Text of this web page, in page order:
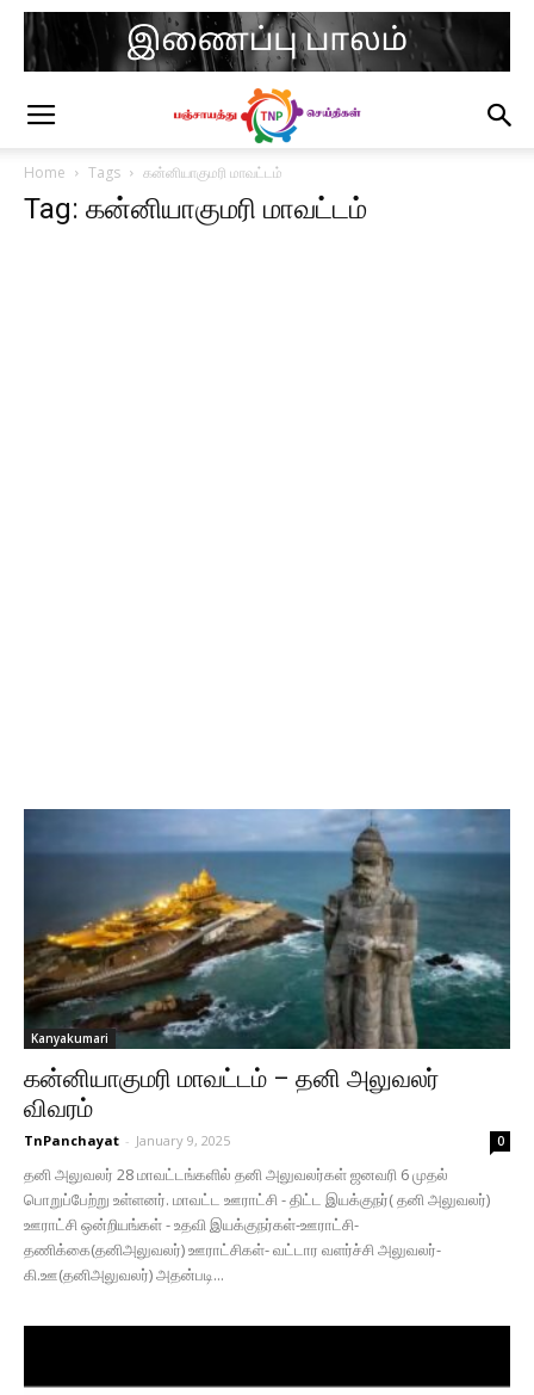
Home Tags கன்னியாகுமரி மாவட்டம்
Tag: கன்னியாகுமரி மாவட்டம்
Kanyakumari
கன்னியாகுமரி மாவட்டம் – தனி அலுவலர்
விவரம்
TnPanchayat - January 9, 2025 0
தனி அலுவலர் 28 மாவட்டங்களில் தனி அலுவலர்கள் ஜனவரி 6 முதல்
பொறுப்பேற்று உள்ளனர். மாவட்ட ஊராட்சி - திட்ட இயக்குநர்( தனி அலுவலர்)
ஊராட்சி ஒன்றியங்கள் - உதவி இயக்குநர்கள்-ஊராட்சி-
தணிக்கை(தனிஅலுவலர்) ஊராட்சிகள்- வட்டார வளர்ச்சி அலுவலர்-
கி.ஊ(தனிஅலுவலர்) அதன்படி...